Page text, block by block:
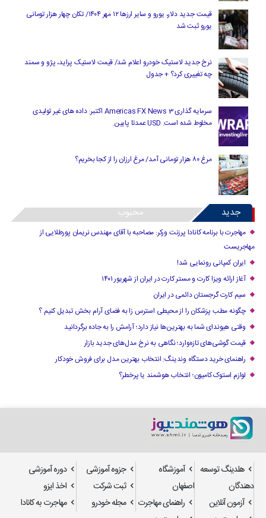
قیمت جدید دلار، یورو و سایر ارزها ۱۲ مهر ۱۴۰۴/ تکان چهار هزار تومانی
یورو ثبت شد
نرخ جدید لاستیک خودرو اعلام شد/ قیمت لاستیک پراید، پژو و سمند
چه تغییری کرد؟ + جدول
سرمایه گذاری Americas FX News 3 اکتبر: داده های غیر تولیدی
مخلوط شده است. USD عمدتا پایین.
مرغ ۸۰ هزار تومانی آمد/ مرغ ارزان را از کجا بخریم؟
جدید محبوب
مهاجرت با برنامه کانادا پرزنت ورکر: مصاحبه با آقای مهندس نریمان پورطلایی از
مهاجریست
ایران کمپانی رونمایی شد!
آغاز ارائه ویزا کارت و مستر کارت در ایران از شهریور ۱۴۰۱
سیم کارت گرجستان دائمی در ایران
چگونه مطب پزشکان را از محیطی استرس زا به فضای آرام بخش تبدیل کنیم ؟
وقتی هیوندای شما به بهترین‌ها نیاز دارد؛ آرامش را به جاده برگردانید
قیمت گوشی‌های تازه‌وارد؛ نگاهی به نرخ مدل‌های جدید بازار
راهنمای خرید دستگاه وندینگ: انتخاب بهترین مدل برای فروش خودکار
لوازم استوک کامیون؛ انتخاب هوشمند یا پرخطر؟
هلدینگ توسعه
دهندگان
آموزشگاه
اصفهان
جزوه آموزشی
دوره آموزشی
ثبت شرکت
اخذ ایزو
آزمون آنلاین
راهنمای مهاجرت مجله خودرو
مهاجرت به کانادا